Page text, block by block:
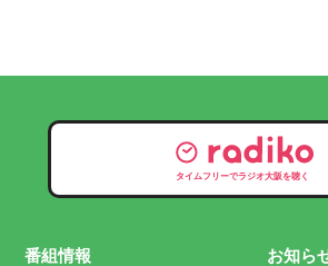
タイムフリーでラジオ大阪を聴く
番組情報 お知ら